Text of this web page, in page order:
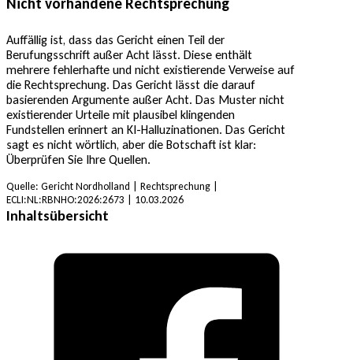
Auffällig ist, dass das Gericht einen Teil der
Berufungsschrift außer Acht lässt. Diese enthält
mehrere fehlerhafte und nicht existierende Verweise auf
die Rechtsprechung. Das Gericht lässt die darauf
basierenden Argumente außer Acht. Das Muster nicht
existierender Urteile mit plausibel klingenden
Fundstellen erinnert an KI-Halluzinationen. Das Gericht
sagt es nicht wörtlich, aber die Botschaft ist klar:
Überprüfen Sie Ihre Quellen.
Quelle: Gericht Nordholland | Rechtsprechung |
ECLI:NL:RBNHO:2026:2673 | 10.03.2026
Inhaltsübersicht